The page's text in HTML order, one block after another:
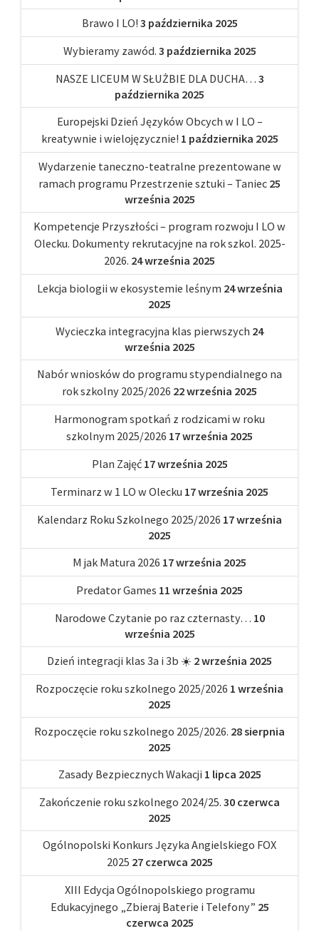
Brawo I LO! 3 października 2025
Wybieramy zawód. 3 października 2025
NASZE LICEUM W SŁUŻBIE DLA DUCHA… 3
października 2025
Europejski Dzień Języków Obcych w I LO –
kreatywnie i wielojęzycznie! 1 października 2025
Wydarzenie taneczno-teatralne prezentowane w
ramach programu Przestrzenie sztuki – Taniec 25
września 2025
Kompetencje Przyszłości – program rozwoju I LO w
Olecku. Dokumenty rekrutacyjne na rok szkol. 2025-
2026. 24 września 2025
Lekcja biologii w ekosystemie leśnym 24 września
2025
Wycieczka integracyjna klas pierwszych 24
września 2025
Nabór wniosków do programu stypendialnego na
rok szkolny 2025/2026 22 września 2025
Harmonogram spotkań z rodzicami w roku
szkolnym 2025/2026 17 września 2025
Plan Zajęć 17 września 2025
Terminarz w 1 LO w Olecku 17 września 2025
Kalendarz Roku Szkolnego 2025/2026 17 września
2025
M jak Matura 2026 17 września 2025
Predator Games 11 września 2025
Narodowe Czytanie po raz czternasty… 10
września 2025
Dzień integracji klas 3a i 3b ☀️ 2 września 2025
Rozpoczęcie roku szkolnego 2025/2026 1 września
2025
Rozpoczęcie roku szkolnego 2025/2026. 28 sierpnia
2025
Zasady Bezpiecznych Wakacji 1 lipca 2025
Zakończenie roku szkolnego 2024/25. 30 czerwca
2025
Ogólnopolski Konkurs Języka Angielskiego FOX
2025 27 czerwca 2025
XIII Edycja Ogólnopolskiego programu
Edukacyjnego „Zbieraj Baterie i Telefony” 25
czerwca 2025